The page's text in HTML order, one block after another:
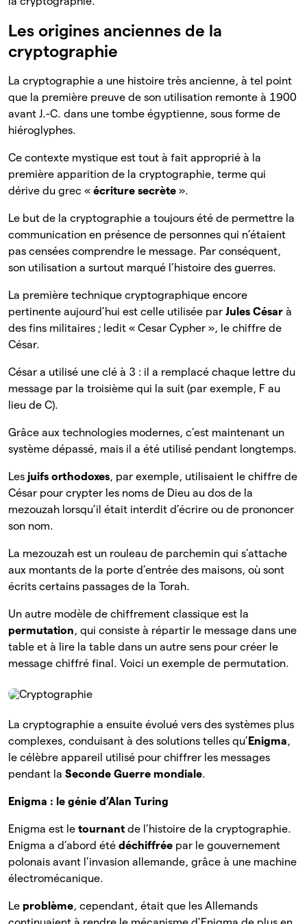
Les origines anciennes de la
cryptographie
La cryptographie a une histoire très ancienne, à tel point
que la première preuve de son utilisation remonte à 1900
avant J.-C. dans une tombe égyptienne, sous forme de
hiéroglyphes.
Ce contexte mystique est tout à fait approprié à la
première apparition de la cryptographie, terme qui
dérive du grec « écriture secrète ».
Le but de la cryptographie a toujours été de permettre la
communication en présence de personnes qui n’étaient
pas censées comprendre le message. Par conséquent,
son utilisation a surtout marqué l’histoire des guerres.
La première technique cryptographique encore
pertinente aujourd’hui est celle utilisée par Jules César à
des fins militaires ; ledit « Cesar Cypher », le chiffre de
César.
César a utilisé une clé à 3 : il a remplacé chaque lettre du
message par la troisième qui la suit (par exemple, F au
lieu de C).
Grâce aux technologies modernes, c’est maintenant un
système dépassé, mais il a été utilisé pendant longtemps.
Les juifs orthodoxes, par exemple, utilisaient le chiffre de
César pour crypter les noms de Dieu au dos de la
mezouzah lorsqu’il était interdit d’écrire ou de prononcer
son nom.
La mezouzah est un rouleau de parchemin qui s’attache
aux montants de la porte d’entrée des maisons, où sont
écrits certains passages de la Torah.
Un autre modèle de chiffrement classique est la
permutation, qui consiste à répartir le message dans une
table et à lire la table dans un autre sens pour créer le
message chiffré final. Voici un exemple de permutation.
La cryptographie a ensuite évolué vers des systèmes plus
complexes, conduisant à des solutions telles qu’ Enigma,
le célèbre appareil utilisé pour chiffrer les messages
pendant la Seconde Guerre mondiale.
Enigma : le génie d’Alan Turing
Enigma est le tournant de l’histoire de la cryptographie.
Enigma a d’abord été déchiffrée par le gouvernement
polonais avant l’invasion allemande, grâce à une machine
électromécanique.
Le problème, cependant, était que les Allemands